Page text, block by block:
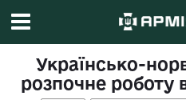
Українсько-
розпочне роботу